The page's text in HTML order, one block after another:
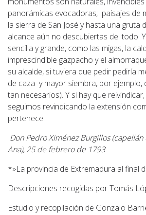
panorámicas evocadoras; paisajes de
la sierra de San José y hasta una gruta
alcance aún no descubiertas del todo.
sencilla y grande, como las migas, la
imprescindible gazpacho y el
su alcalde, si tuviera que pedir pediría
de caza y mayor siembra, por ejemplo,
tan necesarios). Y si hay que
seguimos revindicando la extensión
pertenece.
Don Pedro Ximénez Burgillos (capellán
Ana), 25 de febrero de 1793
*»La provincia de Extremadura al final
Descripciones recogidas por Tomás
Estudio y recopilación de Gonzalo